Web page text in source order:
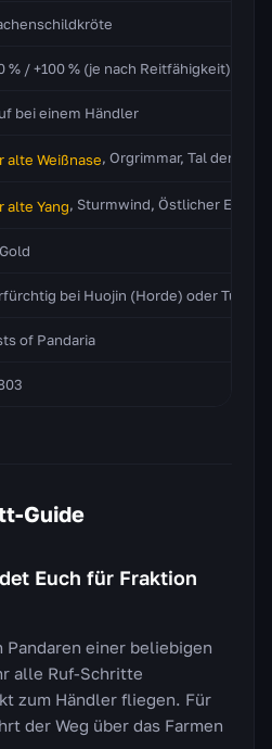
% / +100 % (je nach Reitfähigkeit)
bei einem Händler
alte Weißnase, Orgrimmar, Tal der Ehre
alte Yang, Sturmwind, Östlicher
bei Huojin (Horde) oder
of Pandaria
Guide
Euch für Fraktion
einer beliebigen
alle Ruf-Schritte
zum Händler fliegen. Für
der Weg über das Farmen